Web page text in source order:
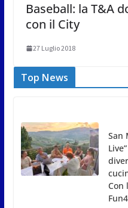
Baseball: la T&A
con il City
27 Luglio 2018
Top News
Gli
San
8